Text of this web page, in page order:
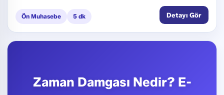
Ön Muhasebe 5 dk Detayı Gör
Zaman Damgası Nedir? E-